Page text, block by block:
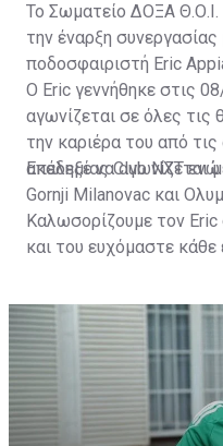
Το Σωματείο ΔΟΞΑ
την έναρξη
ποδοσφαιριστή Eric
Ο Eric γεννήθηκε στις
αγωνίζεται σε όλες τις
την καριέρα του από
ακαδημίας Club NXT
Gornji Milanovac και
Επέλεξε να αγωνίζεται
Καλωσορίζουμε τον Eric
και του ευχόμαστε κάθε